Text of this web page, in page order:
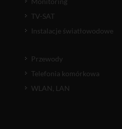
TV-SAT
Instalacje światłowodowe
Przewody
Telefonia komórkowa
WLAN, LAN